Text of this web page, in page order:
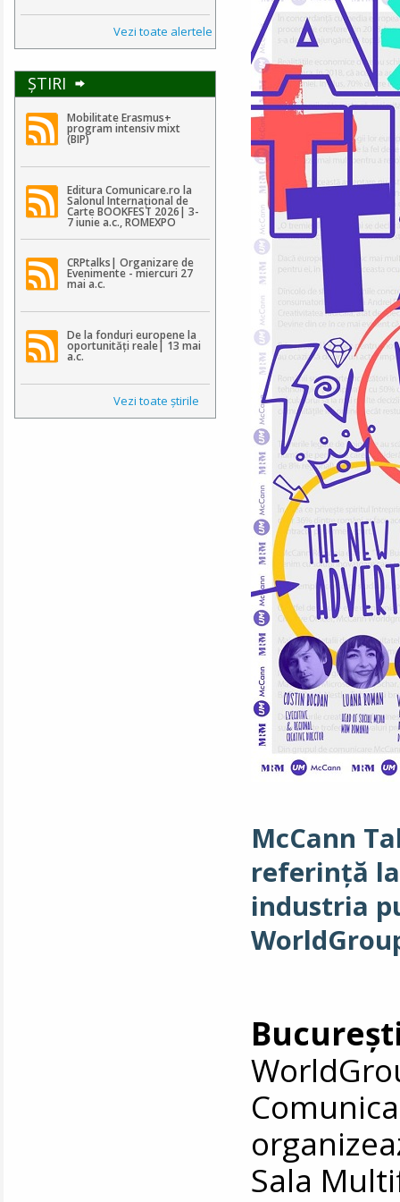
Vezi toate alertele
ŞTIRI
Mobilitate Erasmus+
program intensiv mixt
(BIP)
Editura Comunicare.ro la
Salonul Internațional de
Carte BOOKFEST 2026| 3-
7 iunie a.c., ROMEXPO
CRPtalks| Organizare de
Evenimente - miercuri 27
mai a.c.
De la fonduri europene la
oportunități reale| 13 mai
a.c.
Vezi toate ştirile
McCann
referință
industria
Sala